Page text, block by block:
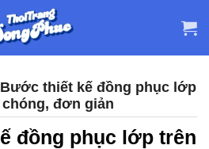
thiết kế đồng phục lớp
đơn giản
đồng phục lớp trên